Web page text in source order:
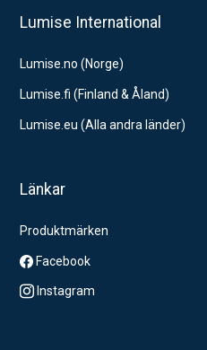
Lumise International
Lumise.no (Norge)
Lumise.fi (Finland & Åland)
Lumise.eu (Alla andra länder)
Länkar
Produktmärken
Facebook
Instagram